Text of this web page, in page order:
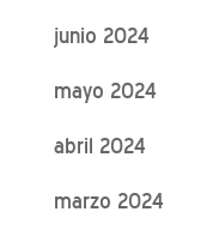
junio 2024
mayo 2024
abril 2024
marzo 2024